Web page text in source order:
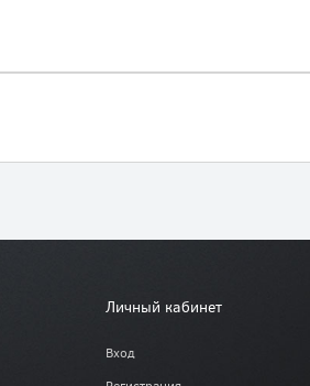
Личный кабинет
Вход